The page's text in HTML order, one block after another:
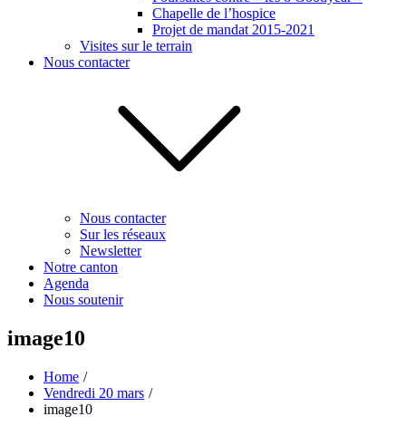
Chapelle de l’hospice
Projet de mandat 2015-2021
Visites sur le terrain
Nous contacter
Nous contacter
Sur les réseaux
Newsletter
Notre canton
Agenda
Nous soutenir
image10
Home
Vendredi 20 mars
image10